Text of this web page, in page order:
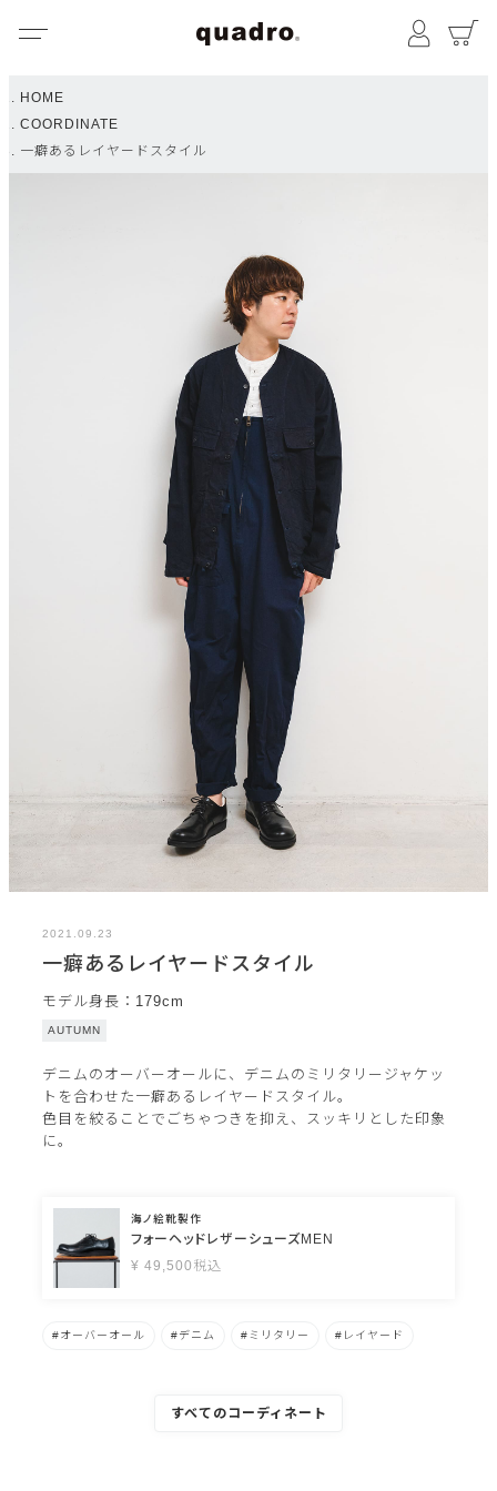
マイペ
HOME
COORDINATE
一癖あるレイヤードスタイル
2021.09.23
一癖あるレイヤードスタイル
モデル身長：179cm
AUTUMN
デニムのオーバーオールに、デニムのミリタリージャケッ
トを合わせた一癖あるレイヤードスタイル。
色目を絞ることでごちゃつきを抑え、スッキリとした印象
に。
海ノ絵靴製作
フォーヘッドレザーシューズMEN
¥ 49,500 税込
オーバーオール デニム ミリタリー レイヤード
すべてのコーディネート